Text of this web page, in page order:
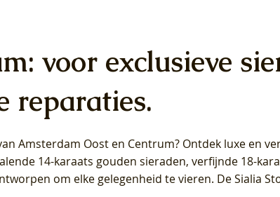
Oorhangers
(14k) met Lab
Blush Lab Diamonds Ring
Geelgoud (14k) met Lab
Diamant
Ring LG1042Y –
Lab grown
Blush Lab Diamonds
LG7027Y - Geelgoud (14k)
grown Diamant
Ring LG1044Y –
Lab grown
Blush Lab Diamonds
LG7026Y - Geelgoud (14k)
grown Diamant
voor exclusieve
reparaties.
Amsterdam Oost en Centrum? Ontdek luxe en
14-karaats gouden sieraden, verfijnde 18-
om elke gelegenheid te vieren. De Sialia